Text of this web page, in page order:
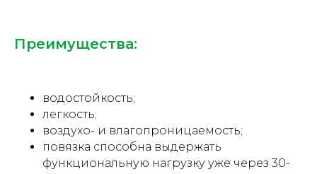
Преимущества:
водостойкость;
легкость;
воздухо- и влагопроницаемость;
повязка способна выдержать
функциональную нагрузку уже через 30-